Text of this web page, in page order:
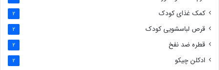
کمک غذای کودک 2
قرص لباسشویی کودک 2
قطره ضد نفخ 2
ادکلن چیکو 2